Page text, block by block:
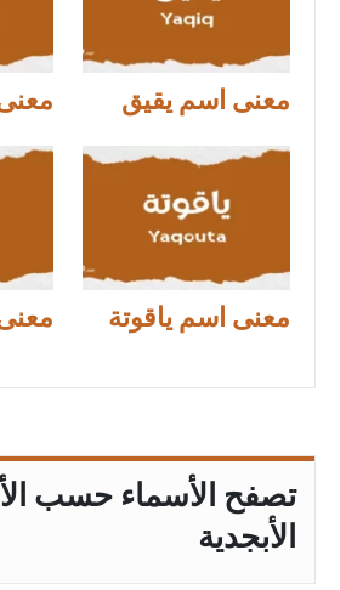
معنى اسم يقيق
معنى اسم ياقوتة
تصفح الأسماء حسب
الأبجدية